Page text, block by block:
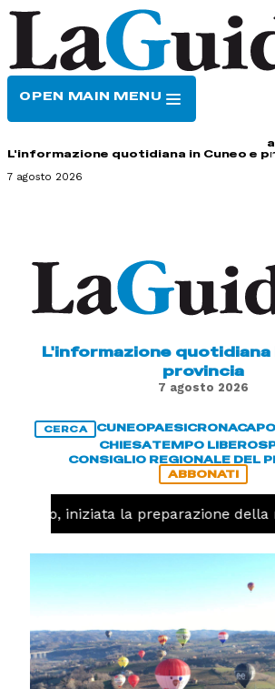
OPEN MAIN MENU
L'informazione quotidiana in Cuneo e
7 agosto 2026
L'informazione quotidiana
provincia
7 agosto 2026
CERCA CUNEOPAESICRONACA
CHIESATEMPO LIBERO
CONSIGLIO REGIONALE DEL
ABBONATI
iniziata la preparazione della